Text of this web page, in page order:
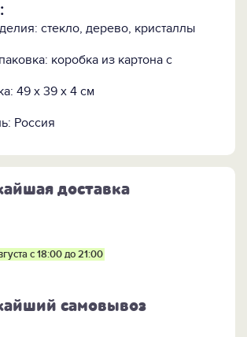
стекло, дерево, кристаллы
коробка из картона с
49 х 39 х 4 см
Россия
доставка
с 18:00 до 21:00
самовывоз